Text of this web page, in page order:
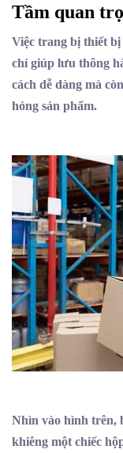
Tầm quan
Việc trang bị thiết
chỉ giúp lưu thông
cách dễ dàng mà
hỏng sản phẩm.
Nhìn vào hình trên,
khiêng một chiếc